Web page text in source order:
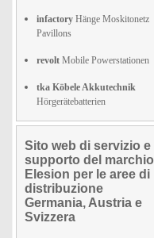
infactory Hänge Moskitonetz
Pavillons
revolt Mobile Powerstationen
tka Köbele Akkutechnik
Hörgerätebatterien
Sito web di servizio e
supporto del marchio
Elesion per le aree di
distribuzione
Germania, Austria e
Svizzera